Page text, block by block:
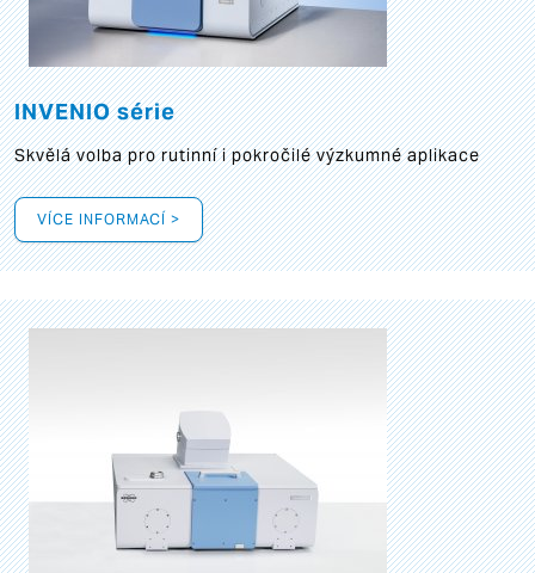
INVENIO série
Skvělá volba pro rutinní i pokročilé výzkumné aplikace
VÍCE INFORMACÍ >